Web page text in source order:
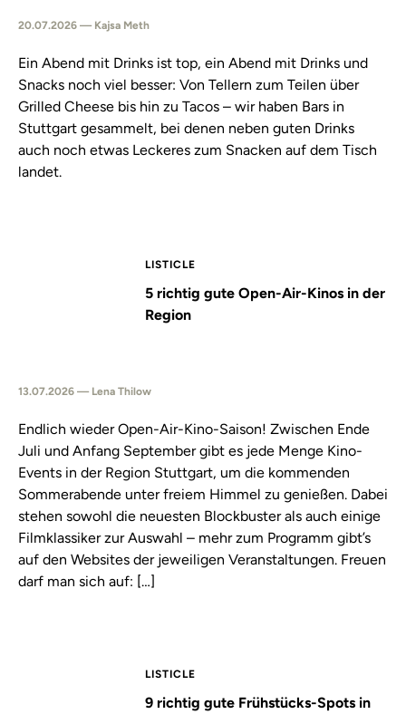
20.07.2026 — Kajsa Meth
Ein Abend mit Drinks ist top, ein Abend mit Drinks und
Snacks noch viel besser: Von Tellern zum Teilen über
Grilled Cheese bis hin zu Tacos – wir haben Bars in
Stuttgart gesammelt, bei denen neben guten Drinks
auch noch etwas Leckeres zum Snacken auf dem Tisch
landet.
LISTICLE
5 richtig gute Open-Air-Kinos in der
Region
13.07.2026 — Lena Thilow
Endlich wieder Open-Air-Kino-Saison! Zwischen Ende
Juli und Anfang September gibt es jede Menge Kino-
Events in der Region Stuttgart, um die kommenden
Sommerabende unter freiem Himmel zu genießen. Dabei
stehen sowohl die neuesten Blockbuster als auch einige
Filmklassiker zur Auswahl – mehr zum Programm gibt’s
auf den Websites der jeweiligen Veranstaltungen. Freuen
darf man sich auf: […]
LISTICLE
9 richtig gute Frühstücks-Spots in